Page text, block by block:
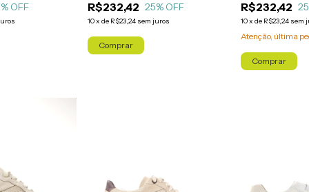
% OFF R$232,42 25% OFF
10x de R$23,24 sem juros
Comprar
R$232,42 25
10xde R$23,24 sem
Atenção, última
Comprar